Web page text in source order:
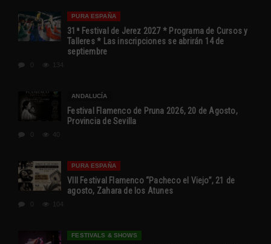
PURA ESPAÑA
31ª Festival de Jerez 2027 * Programa de Cursos y
Talleres * Las inscripciones se abrirán 14 de
septiembre
134
ANDALUCÍA
Festival Flamenco de Pruna 2026, 20 de Agosto,
Provincia de Sevilla
40
PURA ESPAÑA
VIII Festival Flamenco “Pacheco el Viejo”, 21 de
agosto, Zahara de los Atunes
104
FESTIVALS & SHOWS